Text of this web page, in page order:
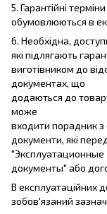
5. Гарантійні
обумовлюються в
6. Необхідна,
які підлягають
виготівником до
документах, що
додаються до
може
входити порадник з
документи, які
"Эксплуатационные
документы" або
В експлуатаційних
зобов'язаний